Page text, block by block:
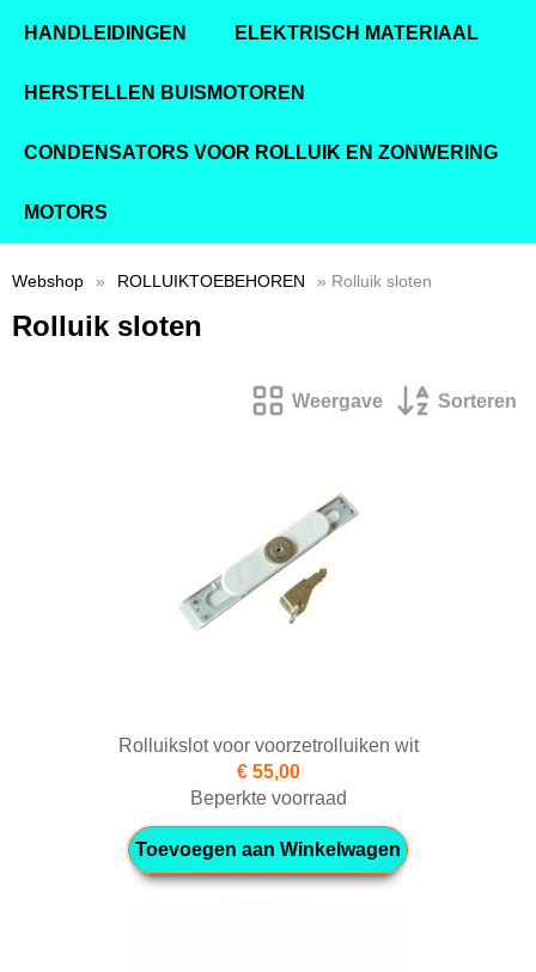
HANDLEIDINGEN ELEKTRISCH MATERIAAL
HERSTELLEN BUISMOTOREN
CONDENSATORS VOOR ROLLUIK EN ZONWERING
MOTORS
Webshop » ROLLUIKTOEBEHOREN » Rolluik sloten
Rolluik sloten
Weergave Sorteren
Rolluikslot voor voorzetrolluiken wit
€ 55,00
Beperkte voorraad
Toevoegen aan Winkelwagen